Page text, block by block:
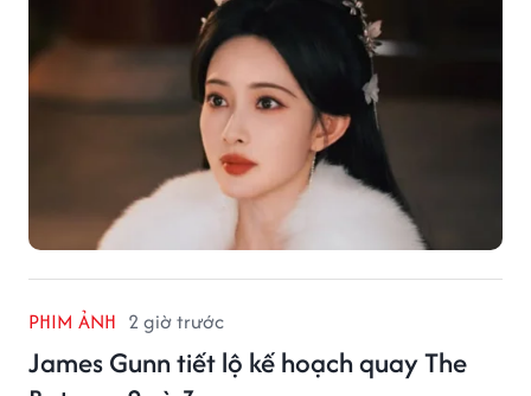
PHIM ẢNH 2 giờ trước
James Gunn tiết lộ kế hoạch quay The